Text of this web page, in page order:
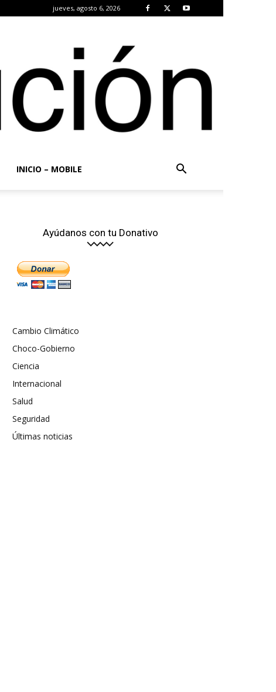
jueves, agosto 6, 2026
INICIO – MOBILE
Ayúdanos con tu Donativo
Cambio Climático
Choco-Gobierno
Ciencia
Internacional
Salud
Seguridad
Últimas noticias